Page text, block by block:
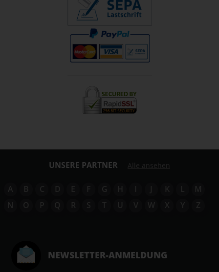
UNSERE PARTNER Alle ansehen
A B C D E F G H I J K L
M
N
O P Q R S T U V W X Y Z
NEWSLETTER-ANMELDUNG